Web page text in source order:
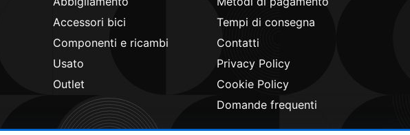
Accessori bici
Componenti e ricambi
Usato
Outlet
Tempi di consegna
Contatti
Privacy Policy
Cookie Policy
Domande frequenti